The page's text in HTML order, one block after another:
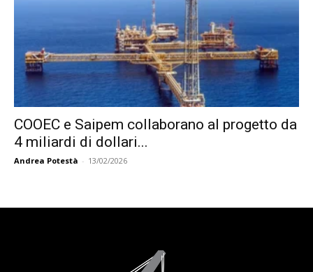
COOEC e Saipem collaborano al progetto da
4 miliardi di dollari...
Andrea Potestà - 13/02/2026